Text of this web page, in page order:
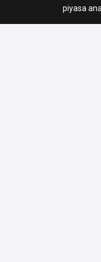
piyasa